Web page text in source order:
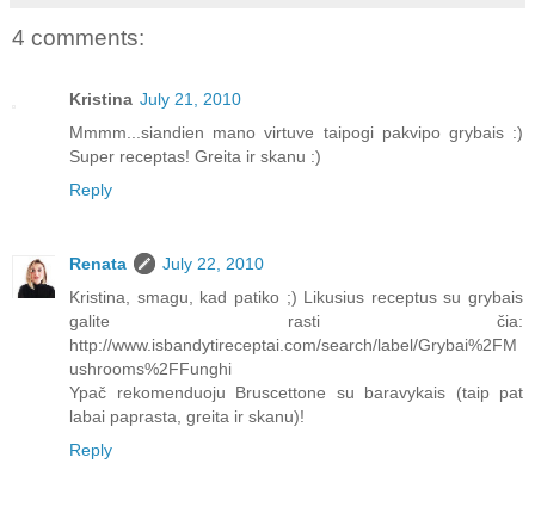
4 comments:
Kristina July 21, 2010
Mmmm...siandien mano virtuve taipogi pakvipo grybais :)
Super receptas! Greita ir skanu :)
Reply
Renata
July 22, 2010
Kristina, smagu, kad patiko ;) Likusius receptus su grybais
galite rasti čia:
http://www.isbandytireceptai.com/search/label/Grybai%2FM
ushrooms%2FFunghi
Ypač rekomenduoju Bruscettone su baravykais (taip pat
labai paprasta, greita ir skanu)!
Reply